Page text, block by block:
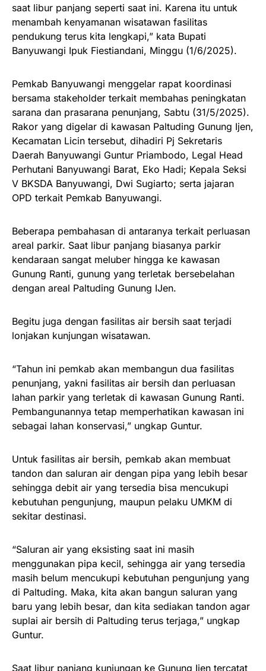
saat libur panjang seperti saat ini. Karena itu untuk
menambah kenyamanan wisatawan fasilitas
pendukung terus kita lengkapi,” kata Bupati
Banyuwangi Ipuk Fiestiandani, Minggu (1/6/2025).
Pemkab Banyuwangi menggelar rapat koordinasi
bersama stakeholder terkait membahas peningkatan
sarana dan prasarana penunjang, Sabtu (31/5/2025).
Rakor yang digelar di kawasan Paltuding Gunung Ijen,
Kecamatan Licin tersebut, dihadiri Pj Sekretaris
Daerah Banyuwangi Guntur Priambodo, Legal Head
Perhutani Banyuwangi Barat, Eko Hadi; Kepala Seksi
V BKSDA Banyuwangi, Dwi Sugiarto; serta jajaran
OPD terkait Pemkab Banyuwangi.
Beberapa pembahasan di antaranya terkait perluasan
areal parkir. Saat libur panjang biasanya parkir
kendaraan sangat meluber hingga ke kawasan
Gunung Ranti, gunung yang terletak bersebelahan
dengan areal Paltuding Gunung IJen.
Begitu juga dengan fasilitas air bersih saat terjadi
lonjakan kunjungan wisatawan.
“Tahun ini pemkab akan membangun dua fasilitas
penunjang, yakni fasilitas air bersih dan perluasan
lahan parkir yang terletak di kawasan Gunung Ranti.
Pembangunannya tetap memperhatikan kawasan ini
sebagai lahan konservasi,” ungkap Guntur.
Untuk fasilitas air bersih, pemkab akan membuat
tandon dan saluran air dengan pipa yang lebih besar
sehingga debit air yang tersedia bisa mencukupi
kebutuhan pengunjung, maupun pelaku UMKM di
sekitar destinasi.
“Saluran air yang eksisting saat ini masih
menggunakan pipa kecil, sehingga air yang tersedia
masih belum mencukupi kebutuhan pengunjung yang
di Paltuding. Maka, kita akan bangun saluran yang
baru yang lebih besar, dan kita sediakan tandon agar
suplai air bersih di Paltuding terus terjaga,” ungkap
Guntur.
Saat libur panjang kunjungan ke Gunung Ijen tercatat